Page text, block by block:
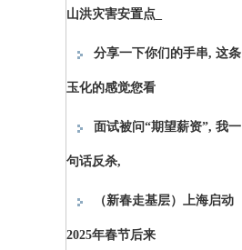
山洪灾害安置点_
分享一下你们的手串, 这条
玉化的感觉您看
面试被问“期望薪资”, 我一
句话反杀,
（新春走基层）上海启动
2025年春节后来